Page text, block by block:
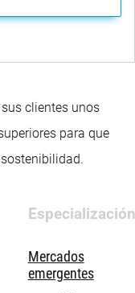
clientes unos
para que
Especialización
Mercados
emergentes